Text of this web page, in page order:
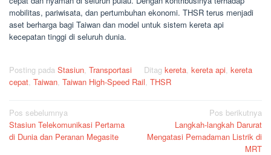
mobilitas, pariwisata, dan pertumbuhan ekonomi. THSR terus menjadi
aset berharga bagi Taiwan dan model untuk sistem kereta api
kecepatan tinggi di seluruh dunia.
Posting pada Stasiun, Transportasi Ditag kereta, kereta api, kereta
cepat, Taiwan, Taiwan High-Speed ​​Rail, THSR
Navigasi
pos
Pos sebelumnya
Stasiun Telekomunikasi Pertama
di Dunia dan Peranan Megasite
Pos berikutnya
Langkah-langkah Darurat
Mengatasi Pemadaman Listrik di
MRT